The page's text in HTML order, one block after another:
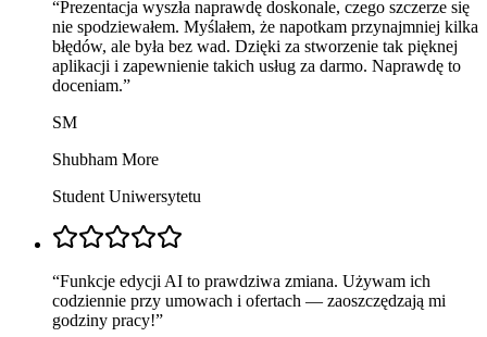
“Prezentacja wyszła naprawdę doskonale, czego szczerze się
nie spodziewałem. Myślałem, że napotkam przynajmniej kilka
błędów, ale była bez wad. Dzięki za stworzenie tak pięknej
aplikacji i zapewnienie takich usług za darmo. Naprawdę to
doceniam.”
SM
Shubham More
Student Uniwersytetu
“Funkcje edycji AI to prawdziwa zmiana. Używam ich
codziennie przy umowach i ofertach — zaoszczędzają mi
godziny pracy!”